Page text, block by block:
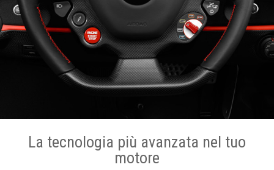
La tecnologia più avanzata nel tuo
motore